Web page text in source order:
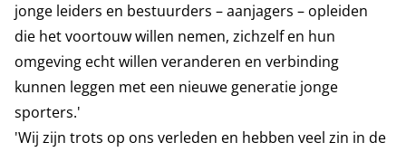
jonge leiders en bestuurders – aanjagers – opleiden
die het voortouw willen nemen, zichzelf en hun
omgeving echt willen veranderen en verbinding
kunnen leggen met een nieuwe generatie jonge
sporters.'
'Wij zijn trots op ons verleden en hebben veel zin in de